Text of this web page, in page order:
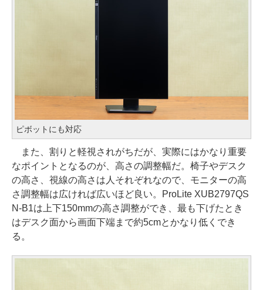
ピボットにも対応
また、割りと軽視されがちだが、実際にはかなり重要
なポイントとなるのが、高さの調整幅だ。椅子やデスク
の高さ、視線の高さは人それぞれなので、モニターの高
さ調整幅は広ければ広いほど良い。ProLite XUB2797QS
N-B1は上下150mmの高さ調整ができ、最も下げたとき
はデスク面から画面下端まで約5cmとかなり低くでき
る。